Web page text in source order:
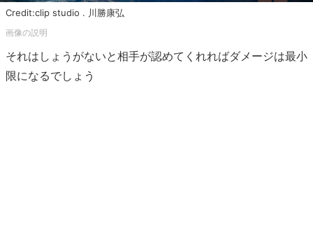
Credit:clip studio . 川勝康弘
それはしょうがないと相手が認めてくれればダメージは最小
限になるでしょう